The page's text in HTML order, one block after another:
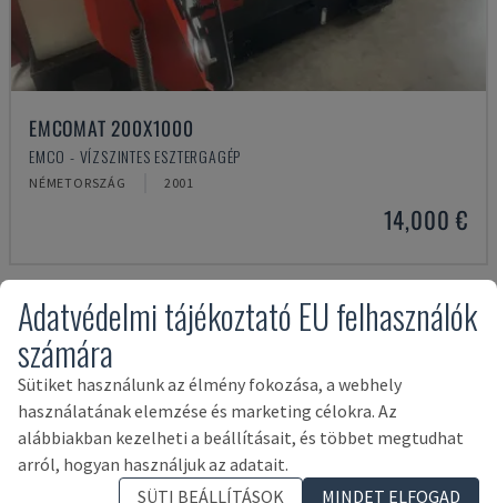
EMCOMAT 200X1000
EMCO - VÍZSZINTES ESZTERGAGÉP
NÉMETORSZÁG 2001
14,000 €
Adatvédelmi tájékoztató EU felhasználók
számára
Sütiket használunk az élmény fokozása, a webhely
használatának elemzése és marketing célokra. Az
alábbiakban kezelheti a beállításait, és többet megtudhat
arról, hogyan használjuk az adatait.
SÜTI BEÁLLÍTÁSOK
MINDET ELFOGAD